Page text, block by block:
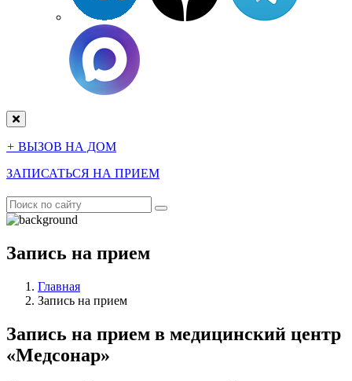
+ ВЫЗОВ НА ДОМ
ЗАПИСАТЬСЯ НА ПРИЕМ
Запись на прием
Главная
Запись на прием
Запись на прием в медицинский центр
«Медсонар»